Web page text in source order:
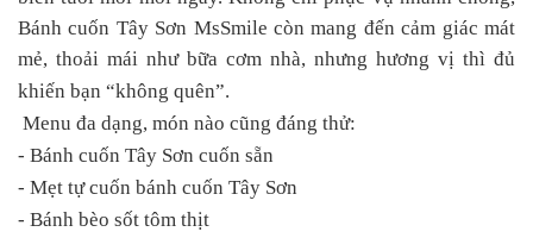
Bánh cuốn Tây Sơn MsSmile còn mang đến cảm giác mát
mẻ, thoải mái như bữa cơm nhà, nhưng hương vị thì đủ
khiến bạn “không quên”.
Menu đa dạng, món nào cũng đáng thử:
- Bánh cuốn Tây Sơn cuốn sẵn
- Mẹt tự cuốn bánh cuốn Tây Sơn
- Bánh bèo sốt tôm thịt